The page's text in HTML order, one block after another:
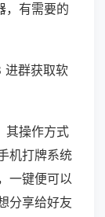
，有需要的
群获取软
其操作方式
机打牌系统
一键便可以
分享给好友